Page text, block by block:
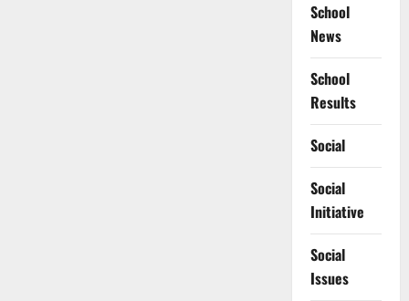
School
News
School
Results
Social
Social
Initiative
Social
Issues